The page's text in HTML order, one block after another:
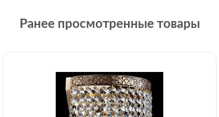
Ранее просмотренные товары